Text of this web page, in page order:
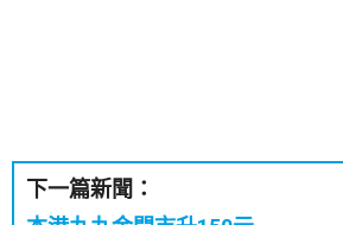
下一篇新聞：